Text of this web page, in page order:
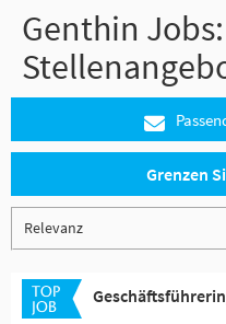
Genthin Jobs:
Grenzen